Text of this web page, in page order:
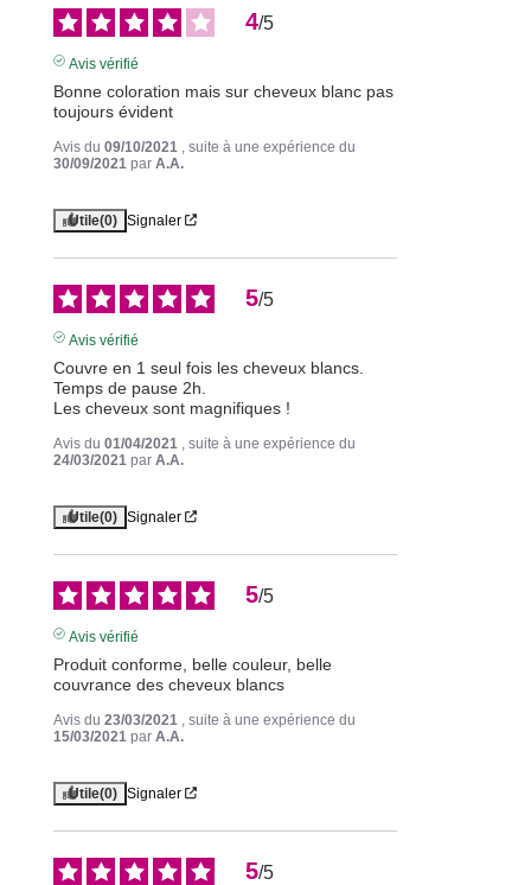
4/5
Avis vérifié
Bonne coloration mais sur cheveux blanc pas
toujours évident
Avis du 09/10/2021 , suite à une expérience du
30/09/2021 par A.A.
Utile(0) Signaler
5/5
Avis vérifié
Couvre en 1 seul fois les cheveux blancs.
Temps de pause 2h.
Les cheveux sont magnifiques !
Avis du 01/04/2021 , suite à une expérience du
24/03/2021 par A.A.
Utile(0) Signaler
5/5
Avis vérifié
Produit conforme, belle couleur, belle
couvrance des cheveux blancs
Avis du 23/03/2021 , suite à une expérience du
15/03/2021 par A.A.
Utile(0) Signaler
5/5